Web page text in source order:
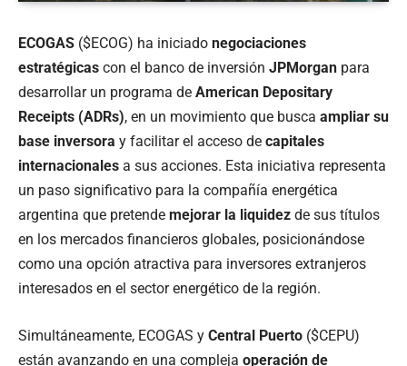
ECOGAS ($ECOG) ha iniciado negociaciones
estratégicas con el banco de inversión JPMorgan para
desarrollar un programa de American Depositary
Receipts (ADRs), en un movimiento que busca ampliar su
base inversora y facilitar el acceso de capitales
internacionales a sus acciones. Esta iniciativa representa
un paso significativo para la compañía energética
argentina que pretende mejorar la liquidez de sus títulos
en los mercados financieros globales, posicionándose
como una opción atractiva para inversores extranjeros
interesados en el sector energético de la región.
Simultáneamente, ECOGAS y Central Puerto ($CEPU)
están avanzando en una compleja operación de